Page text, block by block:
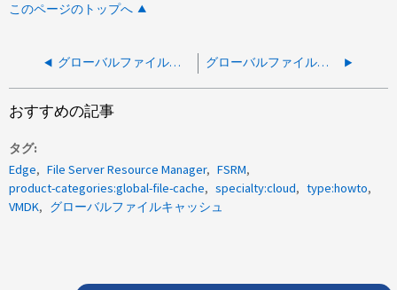
このページのトップへ
グローバルファイルキャッシュ : Windows エクスプローラクイックアクセスでファイルやフォルダが使用されないようにする方法 グローバルファイルキャッシュ：障害のあるキャッシュドライブの交換方法
おすすめの記事
タグ
Edge
File Server Resource Manager
FSRM
product-categories:global-file-cache
specialty:cloud
type:howto
VMDK
グローバルファイルキャッシュ